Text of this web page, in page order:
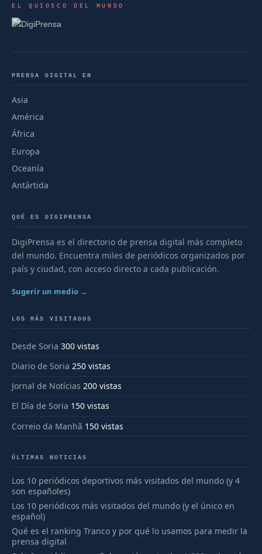
EL QUIOSCO DEL MUNDO
PRENSA DIGITAL EN
Asia
América
África
Europa
Oceanía
Antártida
QUÉ ES DIGIPRENSA
DigiPrensa es el directorio de prensa digital más completo
del mundo. Encuentra miles de periódicos organizados por
país y ciudad, con acceso directo a cada publicación.
Sugerir un medio →
LOS MÁS VISITADOS
Desde Soria 300 vistas
Diario de Soria 250 vistas
Jornal de Notícias 200 vistas
El Día de Soria 150 vistas
Correio da Manhã 150 vistas
ÚLTIMAS NOTICIAS
Los 10 periódicos deportivos más visitados del mundo (y 4
son españoles)
Los 10 periódicos más visitados del mundo (y el único en
español)
Qué es el ranking Tranco y por qué lo usamos para medir la
prensa digital